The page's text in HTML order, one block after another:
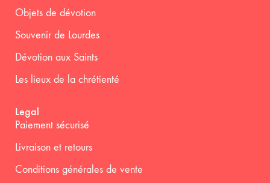
Objets de dévotion
Souvenir de Lourdes
Dévotion aux Saints
Les lieux de la chrétienté
Legal
Paiement sécurisé
Livraison et retours
Conditions générales de vente